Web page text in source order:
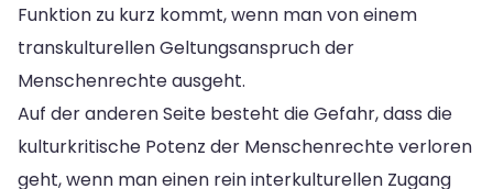
Funktion zu kurz kommt, wenn man von einem
transkulturellen Geltungsanspruch der
Menschenrechte ausgeht.
Auf der anderen Seite besteht die Gefahr, dass die
kulturkritische Potenz der Menschenrechte verloren
geht, wenn man einen rein interkulturellen Zugang